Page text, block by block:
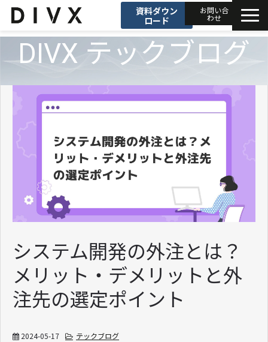
資料ダウン
ロード
お問い合
わせ
AIソリューション
DIVXブログ
セミナー
会社情報
DIVX テックブログ
システム開発の外注とは？
メリット・デメリットと外
注先の選定ポイント
2024-05-17 テックブログ